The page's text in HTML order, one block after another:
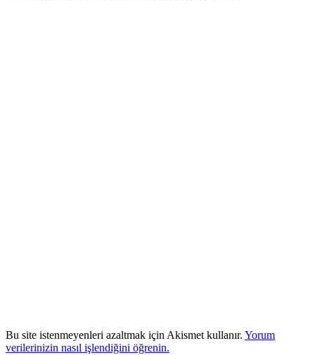
Bu site istenmeyenleri azaltmak için Akismet kullanır. Yorum
verilerinizin nasıl işlendiğini öğrenin.